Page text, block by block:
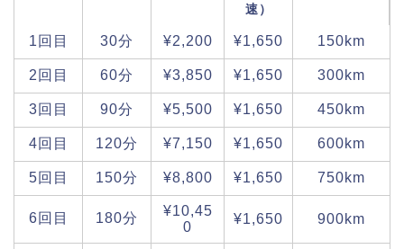
速）
1回目 30分 ¥2,200 ¥1,650 150km
2回目 60分 ¥3,850 ¥1,650 300km
3回目 90分 ¥5,500 ¥1,650 450km
4回目 120分 ¥7,150 ¥1,650 600km
5回目 150分 ¥8,800 ¥1,650 750km
6回目 180分
¥10,45
0
¥1,650 900km